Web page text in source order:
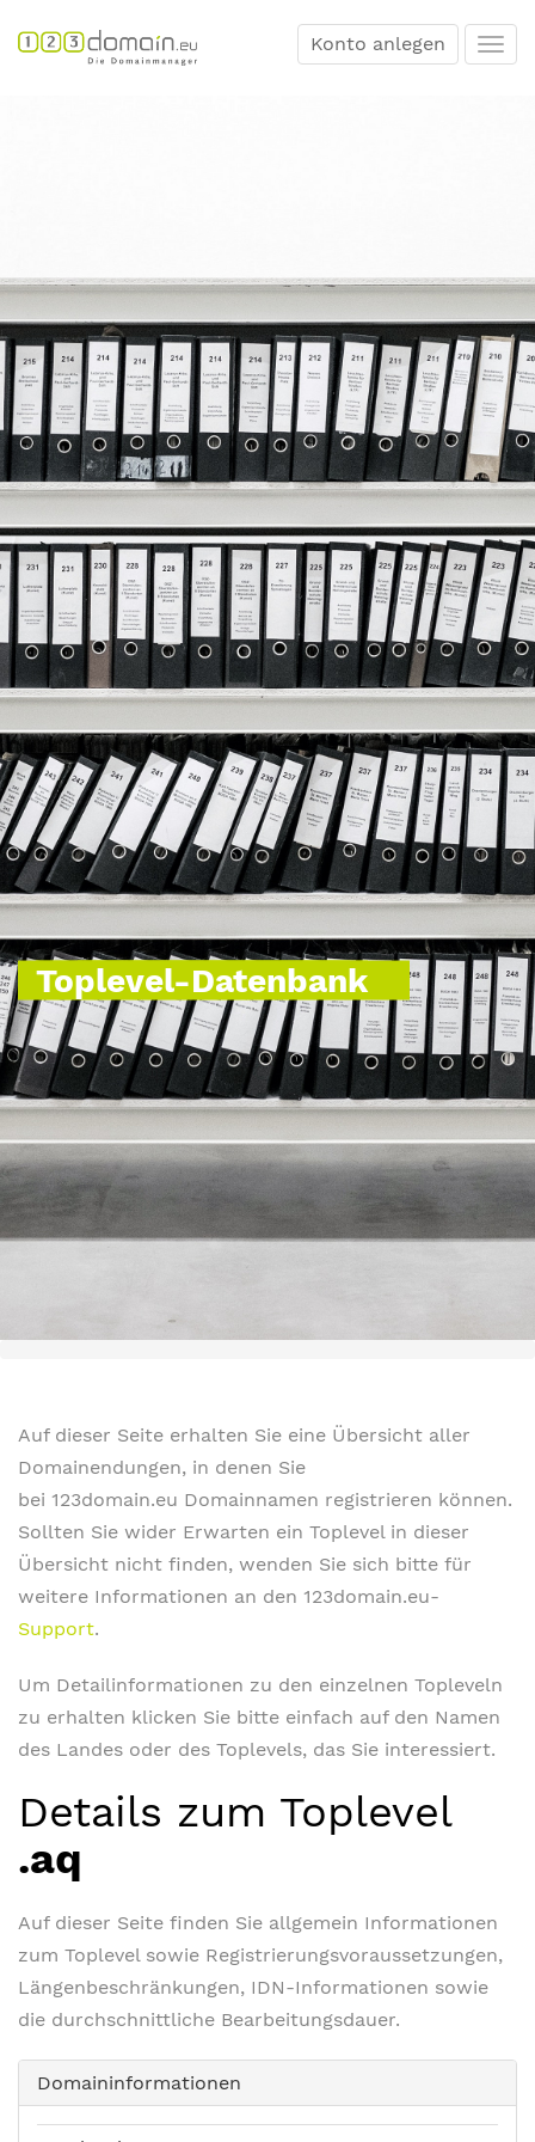
Konto anlegen
Toplevel-Datenbank
Auf dieser Seite erhalten Sie eine Übersicht aller
Domainendungen, in denen Sie
bei 123domain.eu Domainnamen registrieren können.
Sollten Sie wider Erwarten ein Toplevel in dieser
Übersicht nicht finden, wenden Sie sich bitte für
weitere Informationen an den 123domain.eu-
Support.
Um Detailinformationen zu den einzelnen Topleveln
zu erhalten klicken Sie bitte einfach auf den Namen
des Landes oder des Toplevels, das Sie interessiert.
Details zum Toplevel
.aq
Auf dieser Seite finden Sie allgemein Informationen
zum Toplevel sowie Registrierungsvoraussetzungen,
Längenbeschränkungen, IDN-Informationen sowie
die durchschnittliche Bearbeitungsdauer.
Domaininformationen